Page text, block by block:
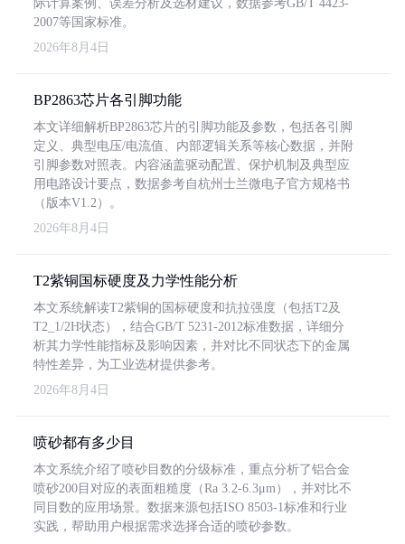
际计算案例、误差分析及选材建议，数据参考GB/T 4423-
2007等国家标准。
2026年8月4日
BP2863芯片各引脚功能
本文详细解析BP2863芯片的引脚功能及参数，包括各引脚
定义、典型电压/电流值、内部逻辑关系等核心数据，并附
引脚参数对照表。内容涵盖驱动配置、保护机制及典型应
用电路设计要点，数据参考自杭州士兰微电子官方规格书
（版本V1.2）。
2026年8月4日
T2紫铜国标硬度及力学性能分析
本文系统解读T2紫铜的国标硬度和抗拉强度（包括T2及
T2_1/2H状态），结合GB/T 5231-2012标准数据，详细分
析其力学性能指标及影响因素，并对比不同状态下的金属
特性差异，为工业选材提供参考。
2026年8月4日
喷砂都有多少目
本文系统介绍了喷砂目数的分级标准，重点分析了铝合金
喷砂200目对应的表面粗糙度（Ra 3.2-6.3μm），并对比不
同目数的应用场景。数据来源包括ISO 8503-1标准和行业
实践，帮助用户根据需求选择合适的喷砂参数。